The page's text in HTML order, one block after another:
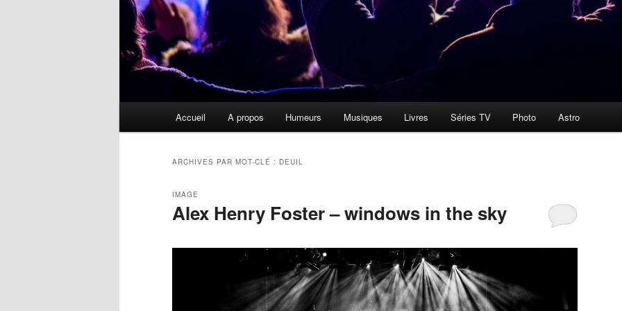
Accueil A propos Humeurs Musiques Livres Séries TV Photo Astro
ARCHIVES PAR MOT-CLÉ : DEUIL
Alex Henry Foster – windows in the sky
IMAGE